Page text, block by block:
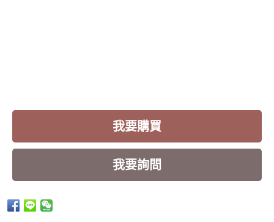
我要購買
我要詢問